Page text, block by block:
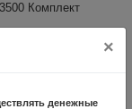
Комплект
×
денежные